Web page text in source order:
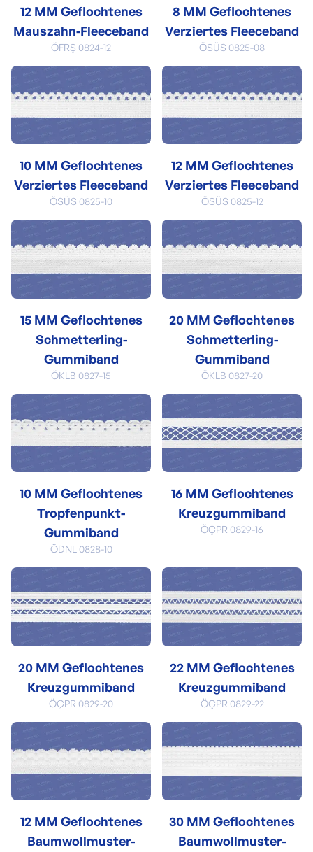
12 MM Geflochtenes
Mauszahn-Fleeceband
ÖFRŞ 0824-12
8 MM Geflochtenes
Verziertes Fleeceband
ÖSÜS 0825-08
10 MM Geflochtenes
Verziertes Fleeceband
ÖSÜS 0825-10
12 MM Geflochtenes
Verziertes Fleeceband
ÖSÜS 0825-12
15 MM Geflochtenes
Schmetterling-
Gummiband
ÖKLB 0827-15
20 MM Geflochtenes
Schmetterling-
Gummiband
ÖKLB 0827-20
10 MM Geflochtenes
Tropfenpunkt-
Gummiband
ÖDNL 0828-10
16 MM Geflochtenes
Kreuzgummiband
ÖÇPR 0829-16
20 MM Geflochtenes
Kreuzgummiband
ÖÇPR 0829-20
22 MM Geflochtenes
Kreuzgummiband
ÖÇPR 0829-22
12 MM Geflochtenes
Baumwollmuster-
30 MM Geflochtenes
Baumwollmuster-